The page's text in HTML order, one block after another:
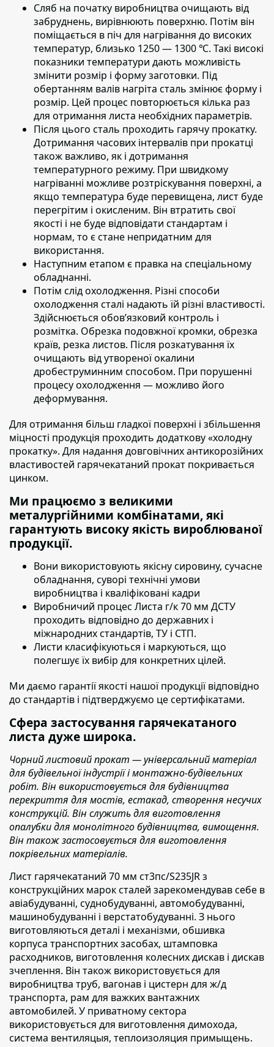
Сляб на початку виробництва очищають від
забруднень, вирівнюють поверхню. Потім він
поміщається в піч для нагрівання до високих
температур, близько 1250 — 1300 ℃. Такі високі
показники температури дають можливість
змінити розмір і форму заготовки. Під
обертанням валів нагріта сталь змінює форму і
розмір. Цей процес повторюється кілька раз
для отримання листа необхідних параметрів.
Після цього сталь проходить гарячу прокатку.
Дотримання часових інтервалів при прокатці
також важливо, як і дотримання
температурного режиму. При швидкому
нагріванні можливе розтріскування поверхні, а
якщо температура буде перевищена, лист буде
перегрітим і окисленим. Він втратить свої
якості і не буде відповідати стандартам і
нормам, то є стане непридатним для
використання.
Наступним етапом є правка на спеціальному
обладнанні.
Потім слід охолодження. Різні способи
охолодження сталі надають їй різні властивості.
Здійснюється обов’язковий контроль і
розмітка. Обрезка подовжної кромки, обрезка
країв, резка листов. Після розкатування їх
очищають від утвореної окалини
дробеструминним способом. При порушенні
процесу охолодження — можливо його
деформування.
Для отримання більш гладкої поверхні і збільшення
міцності продукція проходить додаткову «холодну
прокатку». Для надання довговічних антикорозійних
властивостей гарячекатаний прокат покривається
цинком.
Ми працюємо з великими
металургійними комбінатами, які
гарантують високу якість вироблюваної
продукції.
Вони використовують якісну сировину, сучасне
обладнання, суворі технічні умови
виробництва і кваліфіковані кадри
Виробничий процес Листа г/к 70 мм ДСТУ
проходить відповідно до державних і
міжнародних стандартів, ТУ і СТП.
Листи класифікуються і маркуються, що
полегшує їх вибір для конкретних цілей.
Ми даємо гарантії якості нашої продукції відповідно
до стандартів і підтверджуємо це сертифікатами.
Сфера застосування гарячекатаного
листа дуже широка.
Чорний листовий прокат — універсальний матеріал
для будівельної індустрії і монтажно-будівельних
робіт. Він використовується для будівництва
перекриття для мостів, естакад, створення несучих
конструкцій. Він служить для виготовлення
опалубки для монолітного будівництва, вимощення.
Він також застосовується для виготовлення
покрівельних матеріалів.
Лист гарячекатаний 70 мм ст3пс/S235JR з
конструкційних марок сталей зарекомендувавсебе в
авіабудуванні, суднобудуванні, автомобудуванні,
машинобудуванні і верстатобудуванні. З нього
виготовляються деталі і механізми, обшивка
корпуса транспортних засобах, штамповка
расходников, виготовлення колесних дискав і дискав
зчеплення. Він також використовується для
виробництва труб, вагонав і цистерн для ж/д
транспорта, рам для важких вантажних
автомобилей. У приватному сектора
використовується для виготовлення димохода,
система вентиляцыя, теплоизоляция примыщень.